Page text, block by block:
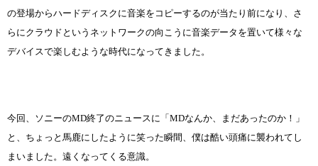
の登場からハードディスクに音楽をコピーするのが当たり前になり、さ
らにクラウドというネットワークの向こうに音楽データを置いて様々な
デバイスで楽しむような時代になってきました。
今回、ソニーのMD終了のニュースに「MDなんか、まだあったのか！」
と、ちょっと馬鹿にしたように笑った瞬間、僕は酷い頭痛に襲われてし
まいました。遠くなってくる意識。